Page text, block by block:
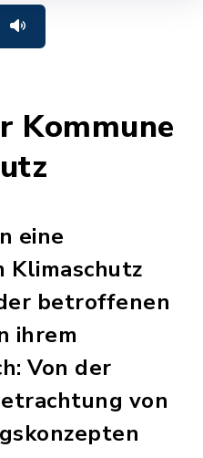
Kommune
eine
Klimaschutz
betroffenen
ihrem
Von der
von